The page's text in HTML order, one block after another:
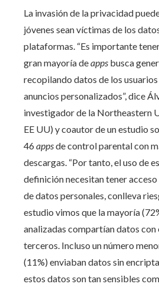
La invasión de la privacidad
jóvenes sean víctimas de los
plataformas. “Es importante
gran mayoría deapps busca
recopilando datos de los
anuncios personalizados”, dice
investigador de la Northeastern
EE UU) y coautor de un estudio
46appsde control parental con
descargas. “Por tanto, el uso de
definición necesitan tener
de datos personales, conlleva
estudio vimos que la mayoría
analizadas compartían datos con
terceros. Incluso un número
(11%) enviaban datos sin
estos datos son tan sensibles